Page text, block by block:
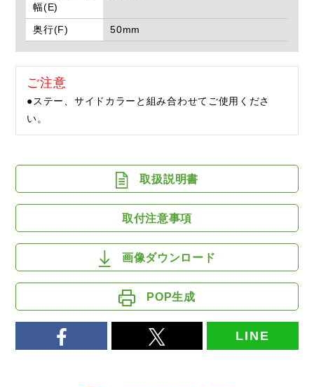
幅(E)
奥行(F) 50mm
ご注意
●ステー、サイドカラーと組み合わせてご使用くださ
い。
取扱説明書
取付注意事項
画像ダウンロード
POP生成
LINE